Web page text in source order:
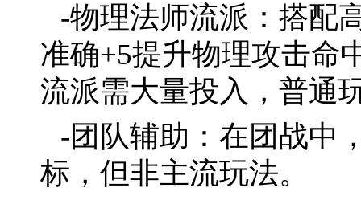
-物理法师流派：搭配
准确+5提升物理攻击命
流派需大量投入，普通
-团队辅助：在团战中
标，但非主流玩法。